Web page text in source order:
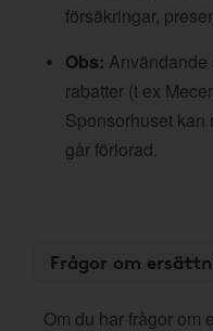
försäkringar,
Obs: Användande
rabatter (t ex
Sponsorhuset kan
går förlorad.
Frågor om
Om du har frågor om